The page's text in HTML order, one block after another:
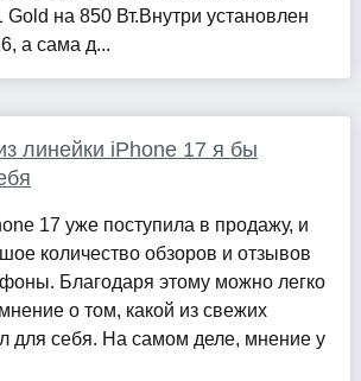
Gold на 850 Вт.Внутри установлен
а сама д...
линейки iPhone 17 я бы
17 уже поступила в продажу, и
количество обзоров и отзывов
Благодаря этому можно легко
о том, какой из свежих
для себя. На самом деле, мнение у